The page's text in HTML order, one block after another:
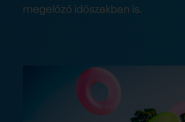
megelőző időszakban is.